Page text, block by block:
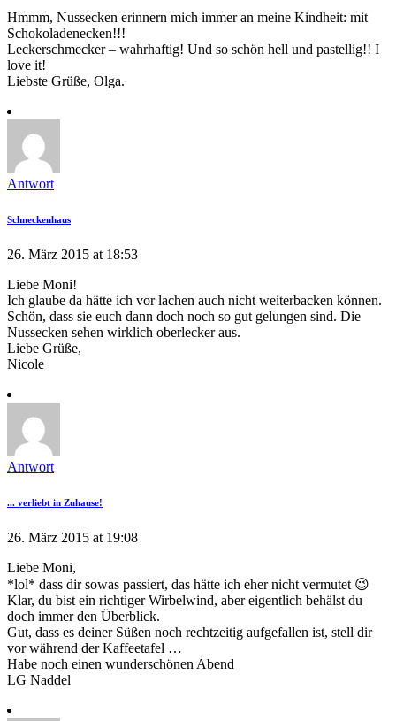
Hmmm, Nussecken erinnern mich immer an meine Kindheit: mit
Schokoladenecken!!!
Leckerschmecker – wahrhaftig! Und so schön hell und pastellig!! I
love it!
Liebste Grüße, Olga.
Antwort
Schneckenhaus
26. März 2015 at 18:53
Liebe Moni!
Ich glaube da hätte ich vor lachen auch nicht weiterbacken können.
Schön, dass sie euch dann doch noch so gut gelungen sind. Die
Nussecken sehen wirklich oberlecker aus.
Liebe Grüße,
Nicole
Antwort
... verliebt in Zuhause!
26. März 2015 at 19:08
Liebe Moni,
*lol* dass dir sowas passiert, das hätte ich eher nicht vermutet 😉
Klar, du bist ein richtiger Wirbelwind, aber eigentlich behälst du
doch immer den Überblick.
Gut, dass es deiner Süßen noch rechtzeitig aufgefallen ist, stell dir
vor während der Kaffeetafel …
Habe noch einen wunderschönen Abend
LG Naddel